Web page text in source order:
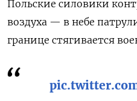
Польские силовики
воздуха — в небе
границе стягивается